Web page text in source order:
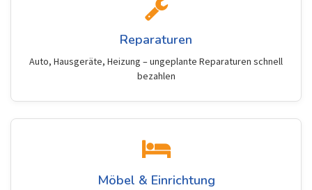
Reparaturen
Auto, Hausgeräte, Heizung – ungeplante Reparaturen schnell
bezahlen
Möbel & Einrichtung